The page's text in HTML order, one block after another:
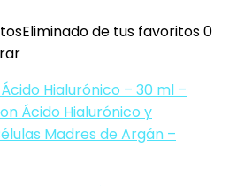
Eliminado de tus favoritos0